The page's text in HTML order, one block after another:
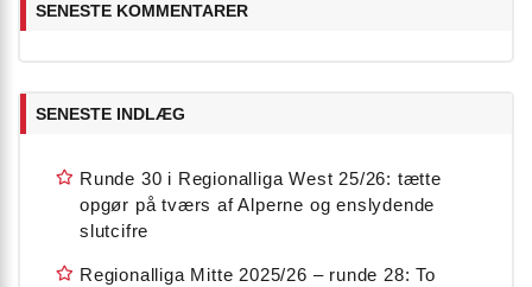
SENESTE KOMMENTARER
SENESTE INDLÆG
Runde 30 i Regionalliga West 25/26: tætte
opgør på tværs af Alperne og enslydende
slutcifre
Regionalliga Mitte 2025/26 – runde 28: To